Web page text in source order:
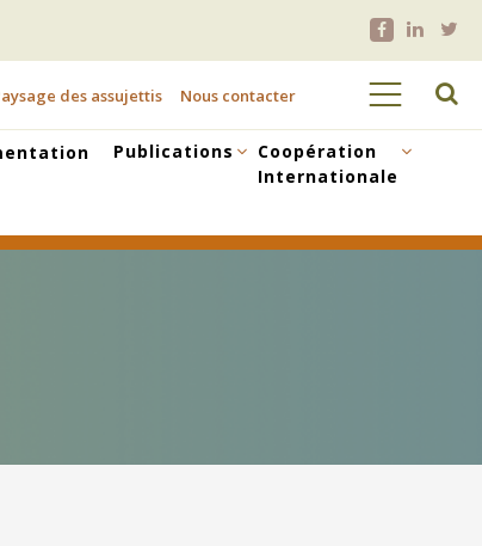
des assujettis Nous contacter
Publications
Coopération
Internationale